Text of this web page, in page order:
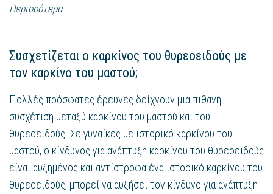
Περισσότερα
Συσχετίζεται ο καρκίνος του θυρεοειδούς με
τον καρκίνο του μαστού;
Πολλές πρόσφατες έρευνες δείχνουν μια πιθανή
συσχέτιση μεταξύ καρκίνου του μαστού και του
θυρεοειδούς. Σε γυναίκες με ιστορικό καρκίνου του
μαστού, ο κίνδυνος για ανάπτυξη καρκίνου του θυρεοειδούς
είναι αυξημένος και αντίστροφα ένα ιστορικό καρκίνου του
θυρεοειδούς, μπορεί να αυξήσει τον κίνδυνο για ανάπτυξη